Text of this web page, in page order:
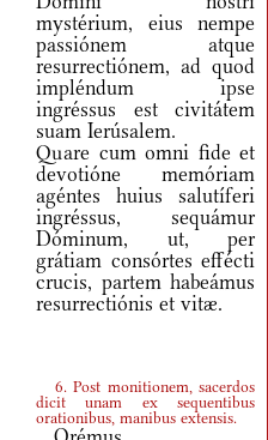
mystérium, eius nempe
passiónem atque
resurrectiónem, ad quod
impléndum ipse
ingréssus est civitátem
suam Ierúsalem.
Quare cum omni fide et
devotióne memóriam
agéntes huius salutíferi
ingréssus, sequámur
Dóminum, ut, per
grátiam consórtes effécti
crucis, partem habeámus
resurrectiónis et vitæ.
6. Post monitionem, sacerdos
dicit unam ex sequentibus
orationibus, manibus extensis.